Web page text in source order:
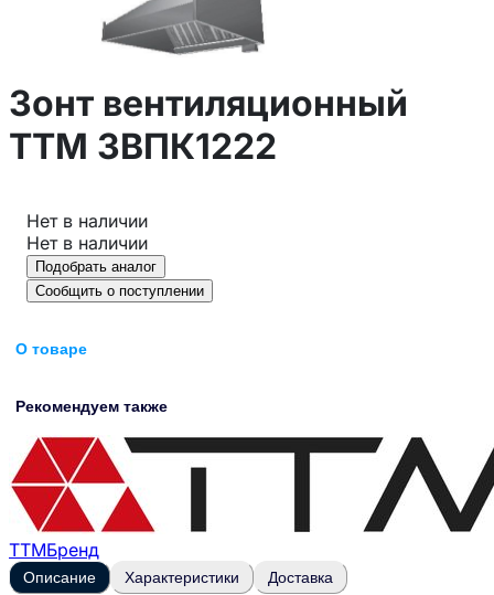
Зонт вентиляционный
ТТМ ЗВПК1222
Нет в наличии
Нет в наличии
Подобрать аналог
Сообщить о поступлении
О товаре
Рекомендуем также
ТТМБренд
Описание Характеристики Доставка